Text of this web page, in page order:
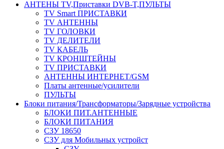
АНТЕНЫ ТV,Приставки DVB-T,ПУЛЬТЫ
TV Smart ПРИСТАВКИ
TV АНТЕННЫ
TV ГОЛОВКИ
TV ДЕЛИТЕЛИ
TV КАБЕЛЬ
TV КРОНШТЕЙНЫ
TV ПРИСТАВКИ
АНТЕННЫ ИНТЕРНЕТ/GSM
Платы антенные/усилители
ПУЛЬТЫ
Блоки питания/Трансформаторы/Зарядные устройства
БЛОКИ ПИТ.АНТЕННЫЕ
БЛОКИ ПИТАНИЯ
СЗУ 18650
СЗУ для Мобильных устройст